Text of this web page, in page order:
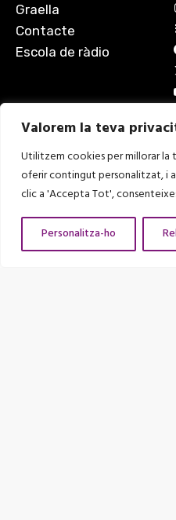
Valorem la teva
Utilitzem cookies per millorar la
oferir contingut personalitzat, i
clic a 'Accepta Tot',
Personalitza-ho
Graella
Contacte
Escola de ràdio
Amb el